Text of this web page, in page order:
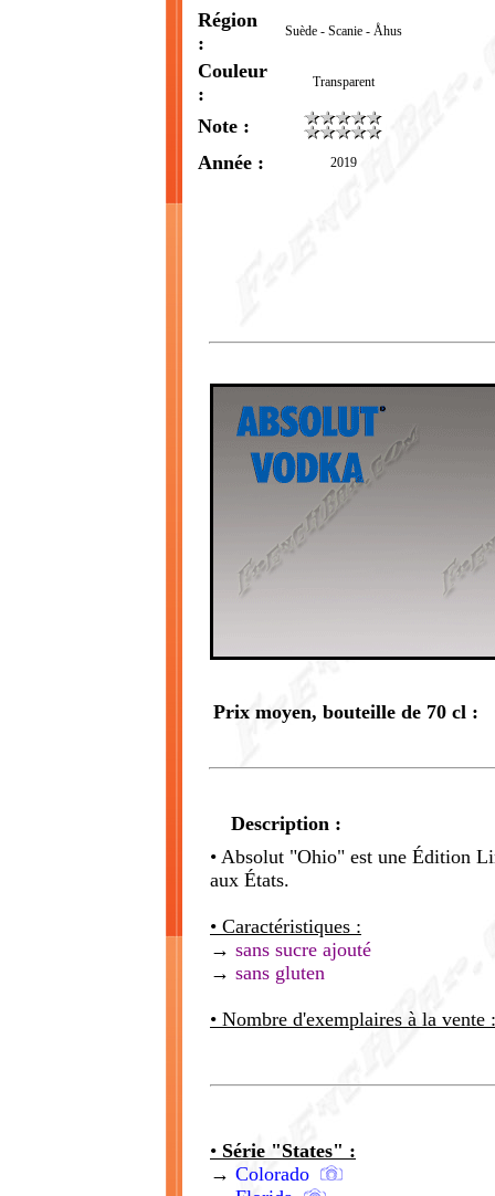
Région
:
Suède - Scanie - Åhus
Couleur
:
Transparent
Note :
Année :
2019
Prix moyen, bouteille de 70 cl :
Description :
• Absolut "Ohio" est une Édition
aux États.
• Caractéristiques :
→ sans sucre ajouté
→ sans gluten
• Nombre d'exemplaires à la vente :
• Série "States" :
→ Colorado